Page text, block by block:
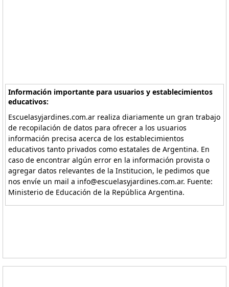
Información importante para usuarios y establecimientos
educativos:
Escuelasyjardines.com.ar realiza diariamente un gran trabajo
de recopilación de datos para ofrecer a los usuarios
información precisa acerca de los establecimientos
educativos tanto privados como estatales de Argentina. En
caso de encontrar algún error en la información provista o
agregar datos relevantes de la Institucion, le pedimos que
nos envíe un mail a info@escuelasyjardines.com.ar. Fuente:
Ministerio de Educación de la República Argentina.